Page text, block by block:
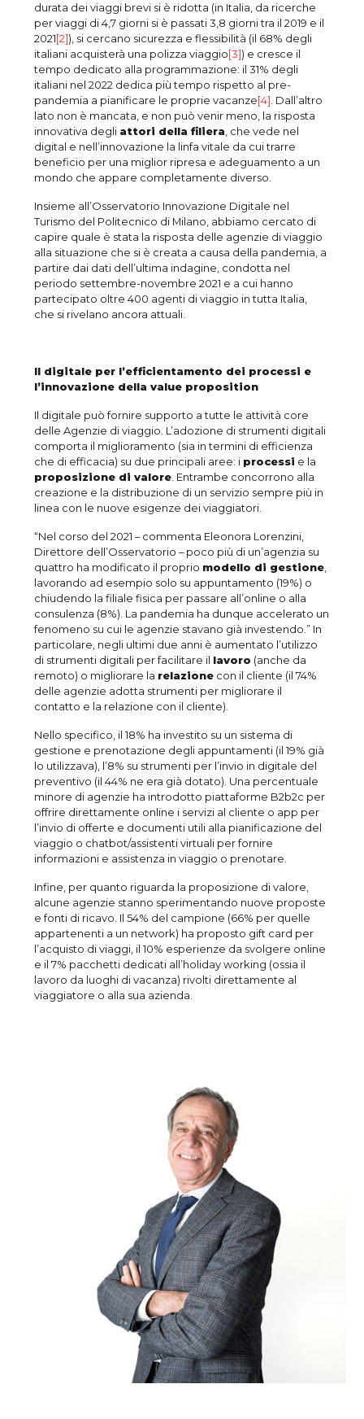
durata dei viaggi brevi si è ridotta (in Italia, da ricerche
per viaggi di 4,7 giorni si è passati 3,8 giorni tra il 2019 e il
2021[2]), si cercano sicurezza e flessibilità (il 68% degli
italiani acquisterà una polizza viaggio[3]) e cresce il
tempo dedicato alla programmazione: il 31% degli
italiani nel 2022 dedica più tempo rispetto al pre-
pandemia a pianificare le proprie vacanze[4]. Dall’altro
lato non è mancata, e non può venir meno, la risposta
innovativa degli attori della filiera, che vede nel
digital e nell’innovazione la linfa vitale da cui trarre
beneficio per una miglior ripresa e adeguamento a un
mondo che appare completamente diverso.
Insieme all’Osservatorio Innovazione Digitale nel
Turismo del Politecnico di Milano, abbiamo cercato di
capire quale è stata la risposta delle agenzie di viaggio
alla situazione che si è creata a causa della pandemia, a
partire dai dati dell’ultima indagine, condotta nel
periodo settembre-novembre 2021 e a cui hanno
partecipato oltre 400 agenti di viaggio in tutta Italia,
che si rivelano ancora attuali.
Il digitale per l’efficientamento dei processi e
l’innovazione della value proposition
Il digitale può fornire supporto a tutte le attività core
delle Agenzie di viaggio. L’adozione di strumenti digitali
comporta il miglioramento (sia in termini di efficienza
che di efficacia) su due principali aree: i processi e la
proposizione di valore. Entrambe concorrono alla
creazione e la distribuzione di un servizio sempre più in
linea con le nuove esigenze dei viaggiatori.
“Nel corso del 2021 – commenta Eleonora Lorenzini,
Direttore dell’Osservatorio – poco più di un’agenzia su
quattro ha modificato il proprio modello di gestione,
lavorando ad esempio solo su appuntamento (19%) o
chiudendo la filiale fisica per passare all’online o alla
consulenza (8%). La pandemia ha dunque accelerato un
fenomeno su cui le agenzie stavano già investendo.” In
particolare, negli ultimi due anni è aumentato l’utilizzo
di strumenti digitali per facilitare il lavoro (anche da
remoto) o migliorare la relazione con il cliente (il 74%
delle agenzie adotta strumenti per migliorare il
contatto e la relazione con il cliente).
Nello specifico, il 18% ha investito su un sistema di
gestione e prenotazione degli appuntamenti (il 19% già
lo utilizzava), l’8% su strumenti per l’invio in digitale del
preventivo (il 44% ne era già dotato). Una percentuale
minore di agenzie ha introdotto piattaforme B2b2c per
offrire direttamente online i servizi al cliente o app per
l’invio di offerte e documenti utili alla pianificazione del
viaggio o chatbot/assistenti virtuali per fornire
informazioni e assistenza in viaggio o prenotare.
Infine, per quanto riguarda la proposizione di valore,
alcune agenzie stanno sperimentando nuove proposte
e fonti di ricavo. Il 54% del campione (66% per quelle
appartenenti a un network) ha proposto gift card per
l’acquisto di viaggi, il 10% esperienze da svolgere online
e il 7% pacchetti dedicati all’holiday working (ossia il
lavoro da luoghi di vacanza) rivolti direttamente al
viaggiatore o alla sua azienda.